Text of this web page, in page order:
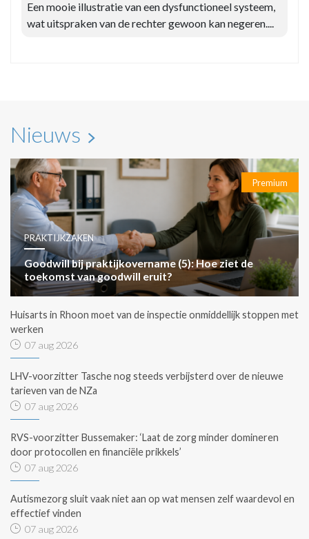
Een mooie illustratie van een dysfunctioneel systeem,
wat uitspraken van de rechter gewoon kan negeren....
Nieuws
Premium
PRAKTIJKZAKEN
Goodwill bij praktijkovername (5): Hoe ziet de
toekomst van goodwill eruit?
Huisarts in Rhoon moet van de inspectie onmiddellijk stoppen met
werken
07 aug 2026
LHV-voorzitter Tasche nog steeds verbijsterd over de nieuwe
tarieven van de NZa
07 aug 2026
RVS-voorzitter Bussemaker: ‘Laat de zorg minder domineren
door protocollen en financiële prikkels’
07 aug 2026
Autismezorg sluit vaak niet aan op wat mensen zelf waardevol en
effectief vinden
07 aug 2026